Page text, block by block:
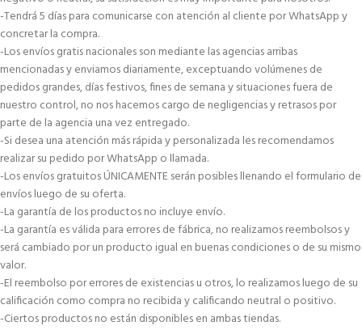
-Tendrá 5 días para comunicarse con atención al cliente por WhatsApp y
concretar la compra.
-Los envíos gratis nacionales son mediante las agencias arribas
mencionadas y enviamos diariamente, exceptuando volúmenes de
pedidos grandes, días festivos, fines de semana y situaciones fuera de
nuestro control, no nos hacemos cargo de negligencias y retrasos por
parte de la agencia una vez entregado.
-Si desea una atención más rápida y personalizada les recomendamos
realizar su pedido por WhatsApp o llamada.
-Los envíos gratuitos ÚNICAMENTE serán posibles llenando el formulario de
envíos luego de su oferta.
-La garantía de los productos no incluye envío.
-La garantía es válida para errores de fábrica, no realizamos reembolsos y
será cambiado por un producto igual en buenas condiciones o de su mismo
valor.
-El reembolso por errores de existencias u otros, lo realizamos luego de su
calificación como compra no recibida y calificando neutral o positivo.
-Ciertos productos no están disponibles en ambas tiendas.